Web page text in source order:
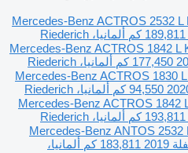
Mercedes-Benz ACTROS 2532
189,811 كم
ألمانيا، Riederich
Mercedes-Benz ACTROS 1842 L
177,450 كم
ألمانيا، Riederich
Mercedes-Benz ACTROS 1830
94,550 كم
ألمانيا، Riederich
Mercedes-Benz ACTROS 1842
193,811 كم
ألمانيا، Riederich
Mercedes-Benz ANTOS
2019 183,811 كم
ألمانيا،